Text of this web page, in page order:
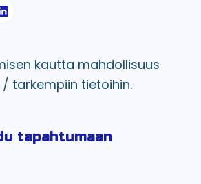
kautta mahdollisuus
/ tarkempiin tietoihin.
tapahtumaan